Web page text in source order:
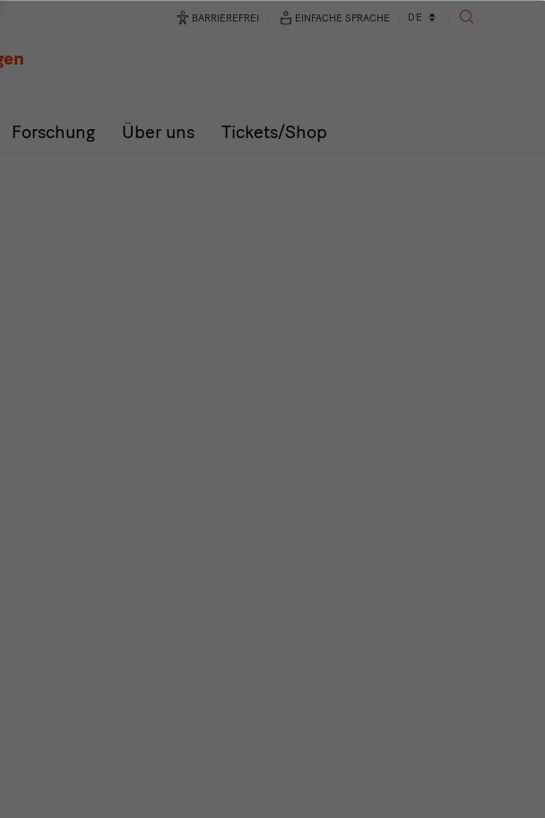
Forschung Über uns Tickets/Shop
BARRIEREFREI EINFACHE SPRACHE
Sprachwechsler
DE
SUCHE